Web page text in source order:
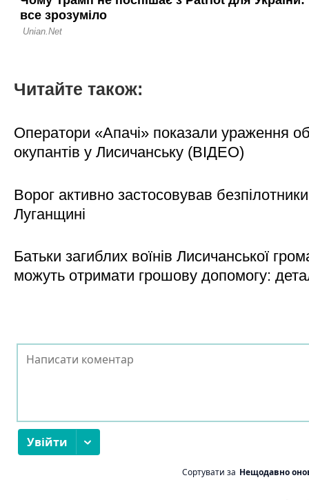
Читайте також:
Оператори «Апачі» показали ураження
окупантів у Лисичанську (ВІДЕО)
Ворог активно застосовував
Луганщині
Батьки загиблих воїнів Лисичанської
можуть отримати грошову допомогу: